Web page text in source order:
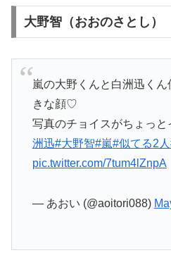
大野智（おおのさとし）
嵐の大野くんと白洲迅く
きな顔♡
写真のチョイスがちょっ
洲迅#大野智#嵐#似てる2人
pic.twitter.com/7tum4lZnpA
— あおい (@aoitori088)